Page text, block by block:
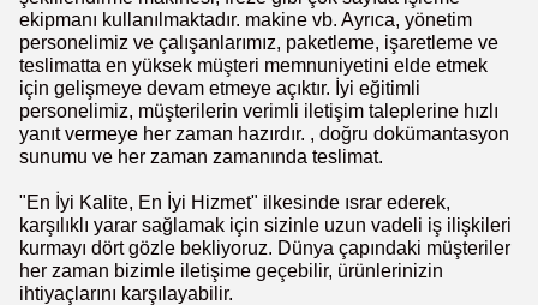
ekipmanı kullanılmaktadır. makine vb. Ayrıca, yönetim
personelimiz ve çalışanlarımız, paketleme, işaretleme ve
teslimatta en yüksek müşteri memnuniyetini elde etmek
için gelişmeye devam etmeye açıktır. İyi eğitimli
personelimiz, müşterilerin verimli iletişim taleplerine hızlı
yanıt vermeye her zaman hazırdır. , doğru dokümantasyon
sunumu ve her zaman zamanında teslimat.
"En İyi Kalite, En İyi Hizmet" ilkesinde ısrar ederek,
karşılıklı yarar sağlamak için sizinle uzun vadeli iş ilişkileri
kurmayı dört gözle bekliyoruz. Dünya çapındaki müşteriler
her zaman bizimle iletişime geçebilir, ürünlerinizin
ihtiyaçlarını karşılayabilir.